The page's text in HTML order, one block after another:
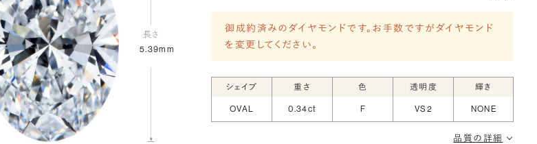
5.39mm
御成約済みのダイヤモンドです。お手数ですがダイヤモンド
を変更してください。
シェイプ 重さ 色 透明度 輝き
OVAL 0.34ct F VS2 NONE
品質の詳細